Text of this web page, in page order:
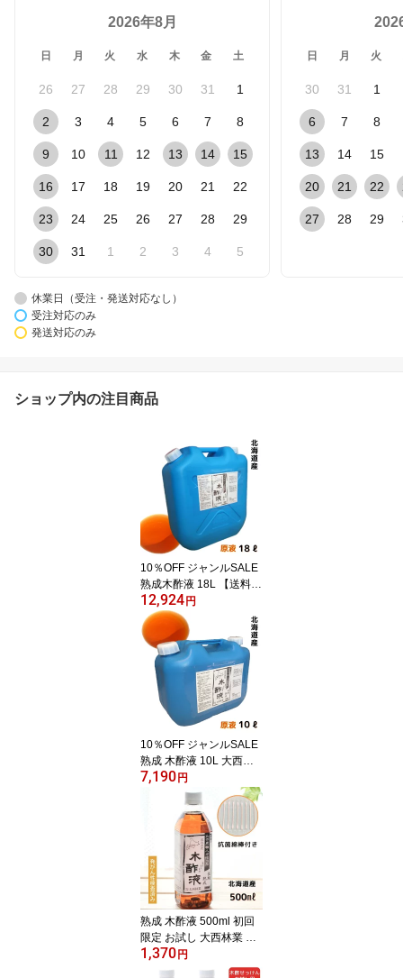
2026年8月
日 月 火 水 木 金 土
26 27 28 29 30 31 1
2 3 4 5 6 7 8
9 10 11 12 13 14 15
16 17 18 19 20 21 22
23 24 25 26 27 28 29
30 31 1 2 3 4 5
日 月 火
30 31 1
6 7 8
13 14 15
20 21 22
27 28 29
休業日（受注・発送対応なし）
受注対応のみ
発送対応のみ
ショップ内の注目商品
10％OFF ジャンルSALE
熟成木酢液 18L 【送料無
料】※同梱不可※ 北海道
産 大西林業 発がん性物
質検査済 原液100% ガ
ーデニングや野良猫の忌
避にも使えます! 入浴用
なら1年分!ポリ缶でさら
にお得。入浴 国産 上質
温泉 モクサクエキ 木酢
12,924 円
10％OFF ジャンルSALE
熟成 木酢液 10L 大西林
業 北海道産 お風呂での
入浴に最適！/炭のエキス
でしっとりポカポカ♪温
泉気分でリラックス入浴
に、ガーデニング・家庭
菜園にも大活躍！10リッ
トル もくす
7,190 円
熟成 木酢液 500ml 初回
限定 お試し 大西林業 北
海道白老産 原液 発がん
性検査済み 送料無料
1,370 円